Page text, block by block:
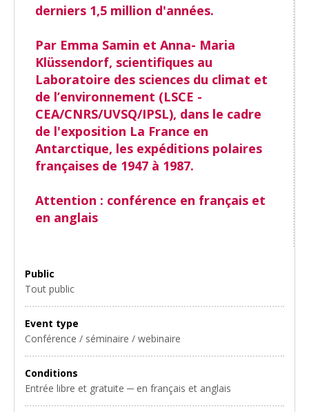
derniers 1,5 million d'années.
Par Emma Samin et Anna- Maria
Klüssendorf, scientifiques au
Laboratoire des sciences du climat et
de l’environnement (LSCE -
CEA/CNRS/UVSQ/IPSL), dans le cadre
de l'exposition La France en
Antarctique, les expéditions polaires
françaises de 1947 à 1987.
Attention : conférence en français et
en anglais
Public
Tout public
Event type
Conférence / séminaire / webinaire
Conditions
Entrée libre et gratuite ─ en français et anglais